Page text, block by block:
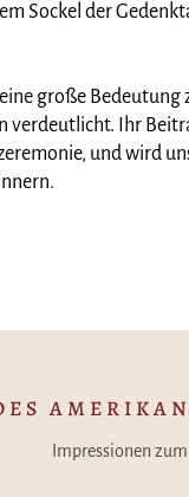
Sockel der
große Bedeutung
verdeutlicht. Ihr
und wird
Impressionen zum